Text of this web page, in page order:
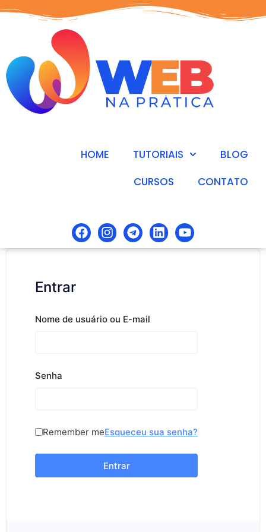
HOME TUTORIAIS
BLOG
CURSOS
CONTATO
Entrar
Nome de usuário ou E-mail
Senha
Remember meEsqueceu sua senha?
Entrar